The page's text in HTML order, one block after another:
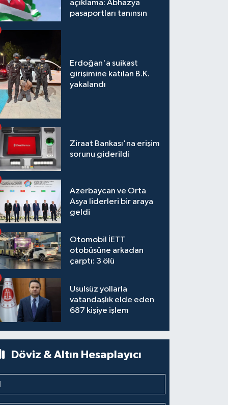
açıklama: Abhazya
pasaportları tanınsın
Erdoğan'a suikast
girişimine katılan B.K.
yakalandı
Ziraat Bankası'na erişim
sorunu giderildi
Azerbaycan ve Orta
Asya liderleri bir araya
geldi
Otomobil İETT
otobüsüne arkadan
çarptı: 3 ölü
Usulsüz yollarla
vatandaşlık elde eden
687 kişiye işlem
Döviz & Altın Hesaplayıcı